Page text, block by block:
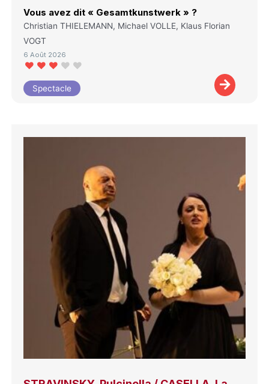
Vous avez dit « Gesamtkunstwerk » ?
Christian THIELEMANN, Michael VOLLE, Klaus Florian
VOGT
6 Août 2026
Spectacle